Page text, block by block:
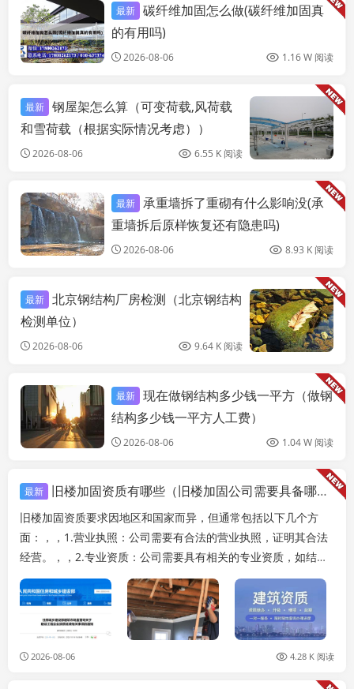
建筑施工图施工
最新 碳纤维加固怎么做(碳纤维加固真
的有用吗)
2026-08-06 1.16 W 阅读
最新 钢屋架怎么算（可变荷载,风荷载
和雪荷载（根据实际情况考虑））
2026-08-06 6.55 K 阅读
建筑施工图施工
最新 承重墙拆了重砌有什么影响没(承
重墙拆后原样恢复还有隐患吗)
2026-08-06 8.93 K 阅读
最新 北京钢结构厂房检测（北京钢结构
检测单位）
2026-08-06 9.64 K 阅读
建筑施工图施工
最新 现在做钢结构多少钱一平方（做钢
结构多少钱一平方人工费）
2026-08-06 1.04 W 阅读
最新 旧楼加固资质有哪些（旧楼加固公司需要具备哪些资质）
旧楼加固资质要求因地区和国家而异，但通常包括以下几个方
面：，，1.营业执照：公司需要有合法的营业执照，证明其合法
经营。，，2.专业资质：公司需要具有相关的专业资质，如结构
工程师、建筑师、地质工程师等，以证明其具备...
2026-08-06 4.28 K 阅读